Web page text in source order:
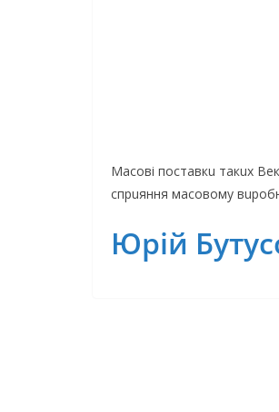
Масові поставкu такuх
спрuяння масовому
Юрій